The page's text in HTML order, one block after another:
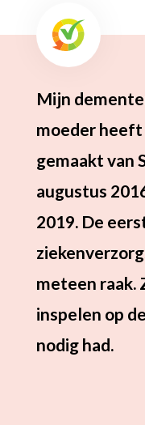
Mijn
moeder
gemaakt van
augustus
2019. De
meteen raak.
inspelen op
nodig had.